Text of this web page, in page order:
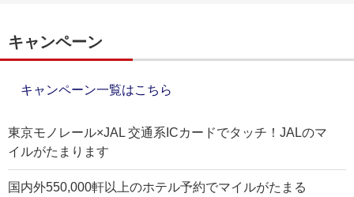
キャンペーン
キャンペーン一覧はこちら
東京モノレール×JAL 交通系ICカードでタッチ！JALのマ
イルがたまります
国内外550,000軒以上のホテル予約でマイルがたまる